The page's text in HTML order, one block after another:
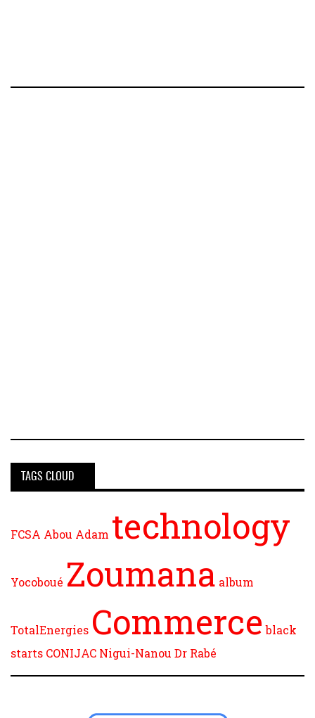
TAGS CLOUD
FCSA Abou Adam technology
Yocoboué Zoumana album
TotalEnergies Commerce black
starts CONIJAC Nigui-Nanou Dr Rabé